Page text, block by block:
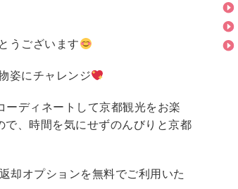
うございます
姿にチャレンジ
ディネートして京都観光をお楽
で、時間を気にせずのんびりと京都
却オプションを無料でご利用いた